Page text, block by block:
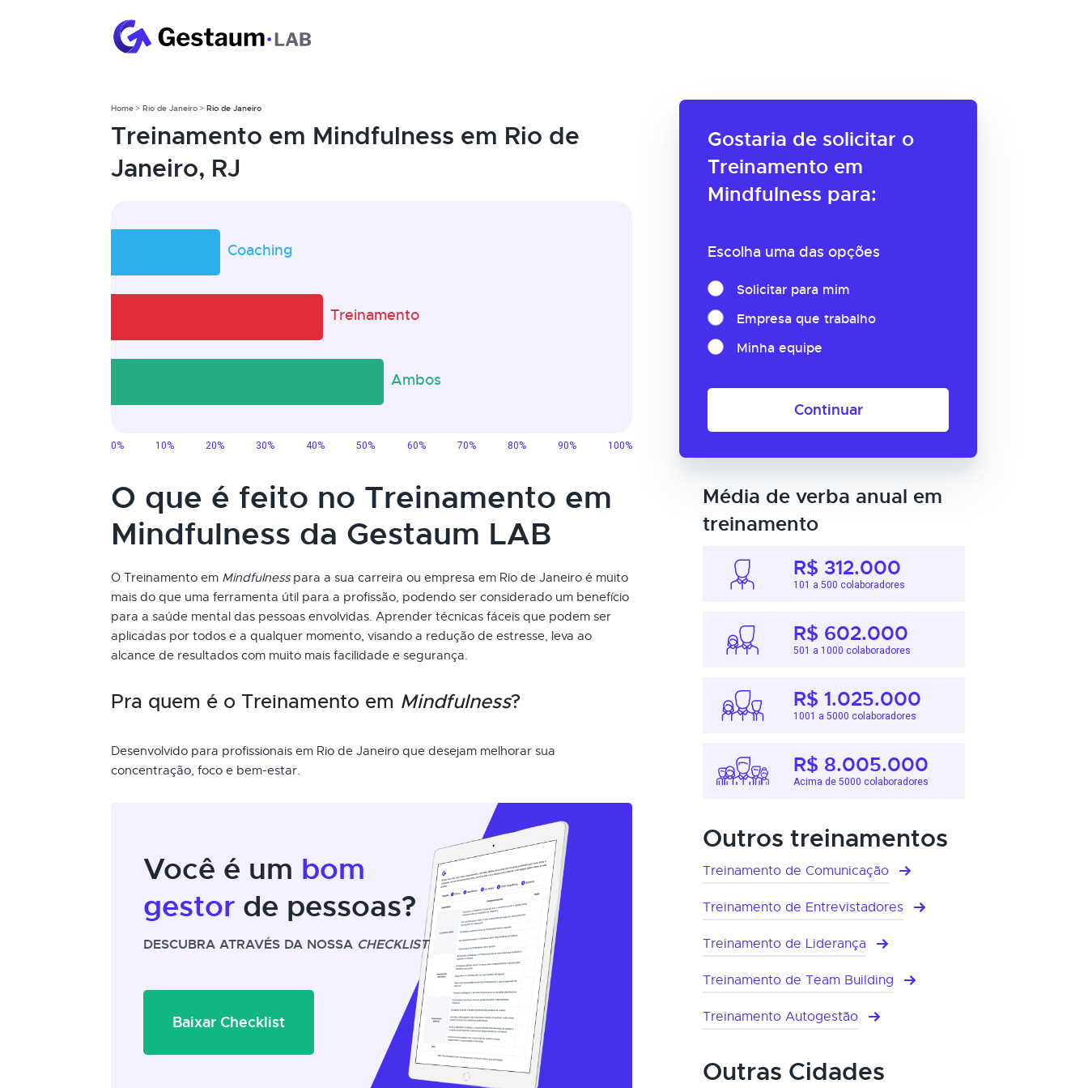
Gostaria de solicitar o
Treinamento em
Mindfulness para:
Escolha uma das opções
Solicitar para mim
Empresa que trabalho
Minha equipe
Continuar
Home Rio de Janeiro Rio de Janeiro
Treinamento em Mindfulness em Rio de
Janeiro, RJ
O que é feito no Treinamento em
Mindfulness da Gestaum LAB
O Treinamento em Mindfulnesspara a sua carreira ou empresa em Rio de Janeiro é muito
mais do que uma ferramenta útil para a profissão, podendo ser considerado um benefício
para a saúde mental das pessoas envolvidas. Aprender técnicas fáceis que podem ser
aplicadas por todos e a qualquer momento, visando a redução de estresse, leva ao
alcance de resultados com muito mais facilidade e segurança.
Pra quem é o Treinamento em Mindfulness?
Desenvolvido para profissionais em Rio de Janeiro que desejam melhorar sua
concentração, foco e bem-estar.
Você é um bom
gestor de pessoas?
DESCUBRA ATRAVÉS DA NOSSA CHECKLIST
Baixar Checklist
Média de verba anual em
treinamento
R$ 312.000
101 a 500 colaboradores
R$ 602.000
501 a 1000 colaboradores
R$ 1.025.000
1001 a 5000 colaboradores
R$ 8.005.000
Acima de 5000 colaboradores
Outros treinamentos
Treinamento de Comunicação
Treinamento de Entrevistadores
Treinamento de Liderança
Treinamento de Team Building
Treinamento Autogestão
Outras Cidades